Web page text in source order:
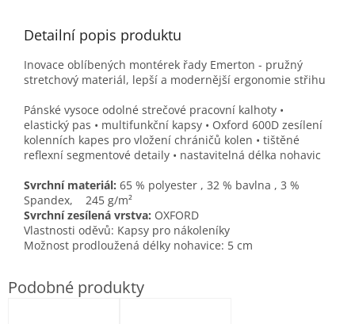
Detailní popis produktu
Inovace oblíbených montérek řady Emerton - pružný
stretchový materiál, lepší a modernější ergonomie střihu
Pánské vysoce odolné strečové pracovní kalhoty •
elastický pas • multifunkční kapsy • Oxford 600D zesílení
kolenních kapes pro vložení chráničů kolen • tištěné
reflexní segmentové detaily • nastavitelná délka nohavic
Svrchní materiál: 65 % polyester , 32 % bavlna , 3 %
Spandex, 245 g/m²
Svrchní zesílená vrstva: OXFORD
Vlastnosti oděvů: Kapsy pro nákoleníky
Možnost prodloužená délky nohavice: 5 cm